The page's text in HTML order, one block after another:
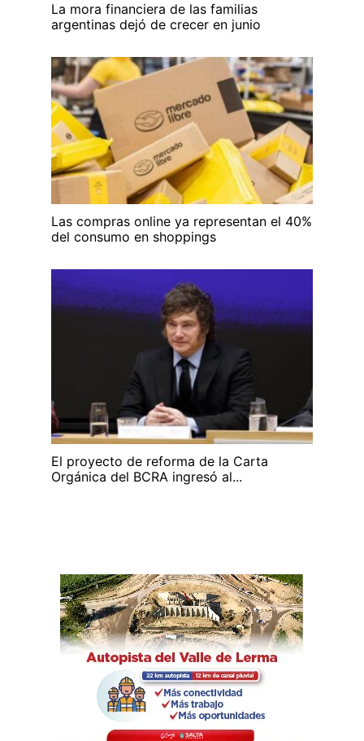
La mora financiera de las familias
argentinas dejó de crecer en junio
Las compras online ya representan el 40%
del consumo en shoppings
El proyecto de reforma de la Carta
Orgánica del BCRA ingresó al...